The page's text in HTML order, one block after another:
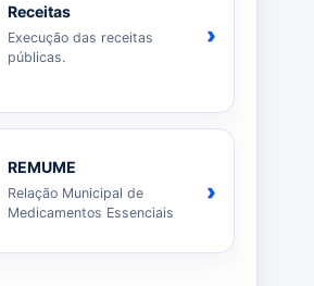
Receitas
Execução das receitas
públicas.
›
REMUME
Relação Municipal de
Medicamentos Essenciais
›